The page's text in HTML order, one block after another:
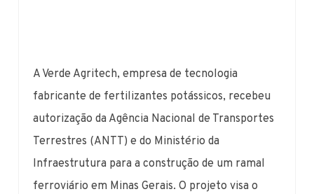
A Verde Agritech, empresa de tecnologia
fabricante de fertilizantes potássicos, recebeu
autorização da Agência Nacional de Transportes
Terrestres (ANTT) e do Ministério da
Infraestrutura para a construção de um ramal
ferroviário em Minas Gerais. O projeto visa o